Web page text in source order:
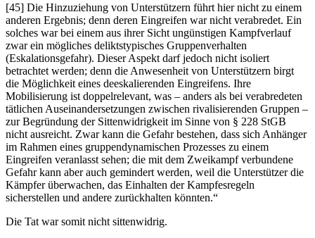
[45] Die Hinzuziehung von Unterstützern führt hier nicht zu einem
anderen Ergebnis; denn deren Eingreifen war nicht verabredet. Ein
solches war bei einem aus ihrer Sicht ungünstigen Kampfverlauf
zwar ein mögliches deliktstypisches Gruppenverhalten
(Eskalationsgefahr). Dieser Aspekt darf jedoch nicht isoliert
betrachtet werden; denn die Anwesenheit von Unterstützern birgt
die Möglichkeit eines deeskalierenden Eingreifens. Ihre
Mobilisierung ist doppelrelevant, was – anders als bei verabredeten
tätlichen Auseinandersetzungen zwischen rivalisierenden Gruppen –
zur Begründung der Sittenwidrigkeit im Sinne von § 228 StGB
nicht ausreicht. Zwar kann die Gefahr bestehen, dass sich Anhänger
im Rahmen eines gruppendynamischen Prozesses zu einem
Eingreifen veranlasst sehen; die mit dem Zweikampf verbundene
Gefahr kann aber auch gemindert werden, weil die Unterstützer die
Kämpfer überwachen, das Einhalten der Kampfesregeln
sicherstellen und andere zurückhalten könnten.“
Die Tat war somit nicht sittenwidrig.